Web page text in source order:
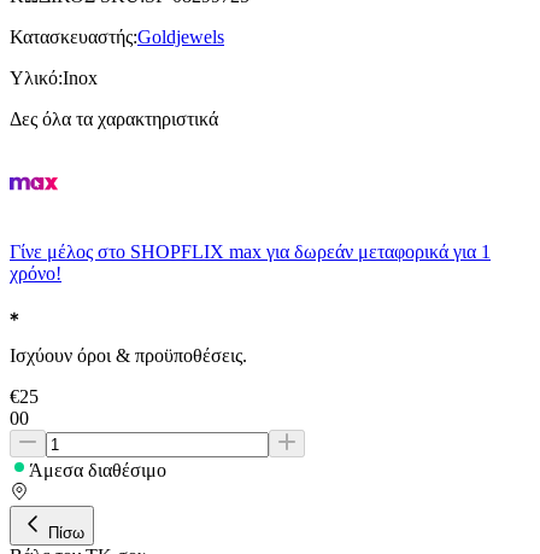
Κατασκευαστής:Goldjewels
Υλικό:Inox
Δες όλα τα χαρακτηριστικά
Γίνε μέλος στο SHOPFLIX max για δωρεάν μεταφορικά για 1
χρόνο!
Ισχύουν όροι & προϋποθέσεις.
€25
00
Άμεσα διαθέσιμο
Πίσω